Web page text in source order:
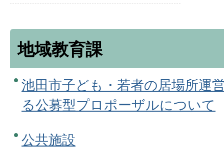
地域教育課
池田市子ども・若者の居場所運
る公募型プロポーザルについて
公共施設